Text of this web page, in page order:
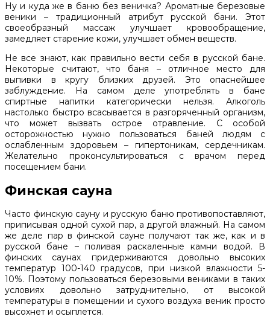
Ну и куда же в баню без веничка? Ароматные березовые
веники – традиционный атрибут русской бани. Этот
своеобразный массаж улучшает кровообращение,
замедляет старение кожи, улучшает обмен веществ.
Не все знают, как правильно вести себя в русской бане.
Некоторые считают, что баня – отличное место для
выпивки в кругу близких друзей. Это опаснейшее
заблуждение. На самом деле употреблять в бане
спиртные напитки категорически нельзя. Алкоголь
настолько быстро всасывается в разгоряченный организм,
что может вызвать острое отравление. С особой
осторожностью нужно пользоваться баней людям с
ослабленным здоровьем – гипертоникам, сердечникам.
Желательно проконсультироваться с врачом перед
посещением бани.
Финская сауна
Часто финскую сауну и русскую баню противопоставляют,
приписывая одной сухой пар, а другой влажный. На самом
же деле пар в финской сауне получают так же, как и в
русской бане – поливая раскаленные камни водой. В
финских саунах придерживаются довольно высоких
температур 100-140 градусов, при низкой влажности 5-
10%. Поэтому пользоваться березовыми вениками в таких
условиях довольно затруднительно, от высокой
температуры в помещении и сухого воздуха веник просто
высохнет и осыплется.